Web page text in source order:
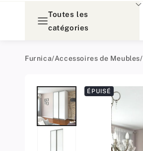
Toutes les
catégories
Furnica/Accessoires de Meubles/
ÉPUISÉ
Passer aux
informations
produit